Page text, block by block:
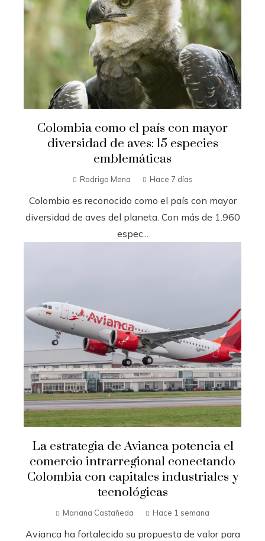
Colombia como el país con mayor
diversidad de aves: 15 especies
emblemáticas
Rodrigo Mena Hace 7 días
Colombia es reconocido como el país con mayor
diversidad de aves del planeta. Con más de 1.960
espec...
La estrategia de Avianca potencia el
comercio intrarregional conectando
Colombia con capitales industriales y
tecnológicas
Mariana Castañeda Hace 1 semana
Avianca ha fortalecido su propuesta de valor para